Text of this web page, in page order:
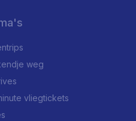
weg
vliegtickets